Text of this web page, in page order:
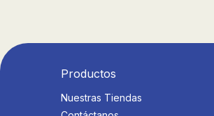
Productos
Nuestras Tiendas